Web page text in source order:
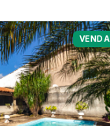
VENDA